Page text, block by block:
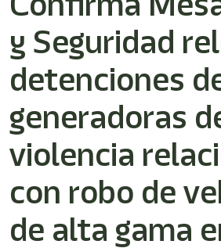
Este
acceso
directo
activa
lector
de
pantalla
ayudarle
navegar
interactuar
con
y Seguridad
detenciones
generadoras
violencia
con robo de
de alta gama